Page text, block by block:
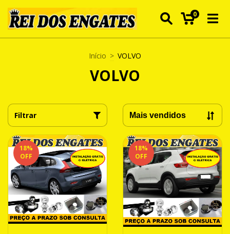
0
Início > VOLVO
VOLVO
Filtrar
18%
OFF
18%
OFF